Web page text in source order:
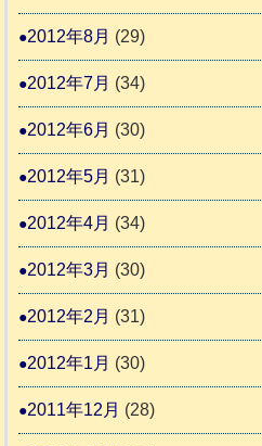
2012年8月 (29)
2012年7月 (34)
2012年6月 (30)
2012年5月 (31)
2012年4月 (34)
2012年3月 (30)
2012年2月 (31)
2012年1月 (30)
2011年12月 (28)